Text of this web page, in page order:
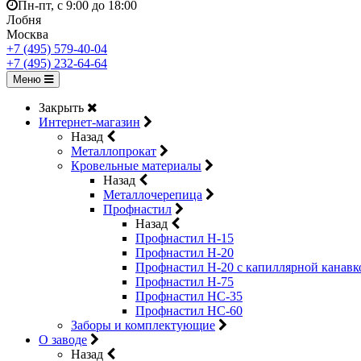
Пн-пт, с 9:00 до 18:00
Лобня
Москва
+7 (495) 579-40-04
+7 (495) 232-64-64
Меню
Закрыть
Интернет-магазин
Назад
Металлопрокат
Кровельные материалы
Назад
Металлочерепица
Профнастил
Назад
Профнастил Н-15
Профнастил Н-20
Профнастил Н-20 с капиллярной
Профнастил Н-75
Профнастил НС-35
Профнастил НС-60
Заборы и комплектующие
О заводе
Назад